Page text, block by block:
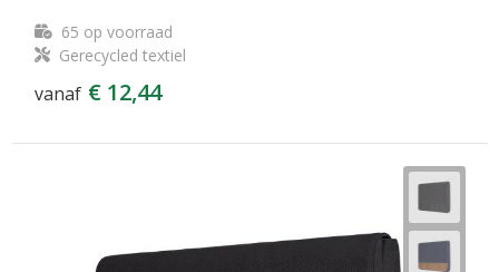
65 op voorraad
Gerecycled textiel
vanaf € 12,44